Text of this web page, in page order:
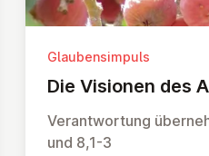
Glaubensimpuls
Die Visionen des
Verantwortung
und 8,1-3